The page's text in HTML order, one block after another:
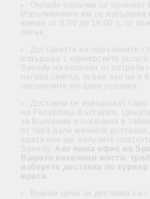
Онлайн поръчки се приемат
Изпълнението им се извършва
време от 9.00 до 16.00 ч. от
петък.
Доставката на поръчаните
извършва с куриерските
Speedy на посочен от
негова сметка, освен ако не е
посочените по-долу условия.
Доставки се извършват само
на Република България.
за България е посочена в
от това дали желаете
врата или ще получите
Speedy. Ако няма офис на
Вашето населено място,
изберете доставка по
врата.
Всички цени за доставка са